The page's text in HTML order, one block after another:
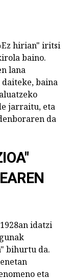
hirian" iritsi
baino.
lana
baina
jarraitu, eta
da
idatzi
bihurtu da.
eta